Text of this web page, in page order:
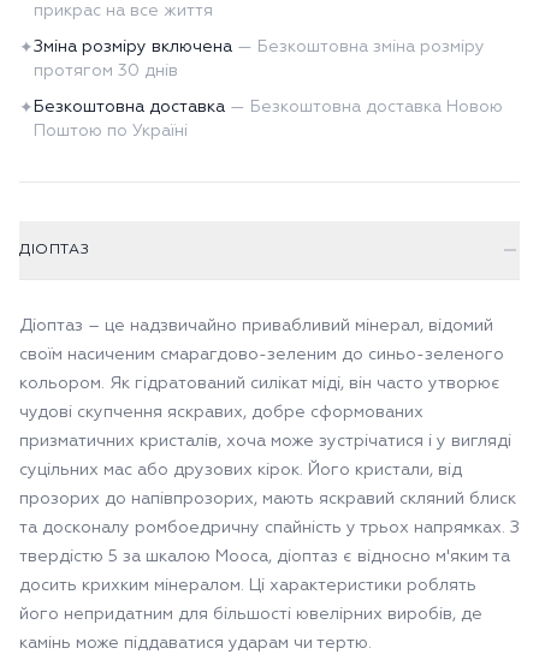
прикрас на все життя
✦Зміна розміру включена — Безкоштовна зміна розміру
протягом 30 днів
✦ Безкоштовна доставка — Безкоштовна доставка Новою
Поштою по Україні
ДІОПТАЗ
Діоптаз – це надзвичайно привабливий мінерал, відомий
своїм насиченим смарагдово-зеленим до синьо-зеленого
кольором. Як гідратований силікат міді, він часто утворює
чудові скупчення яскравих, добре сформованих
призматичних кристалів, хоча може зустрічатися і у вигляді
суцільних мас або друзових кірок. Його кристали, від
прозорих до напівпрозорих, мають яскравий скляний блиск
та досконалу ромбоедричну спайність у трьох напрямках. З
твердістю 5 за шкалою Мооса, діоптаз є відносно м'яким та
досить крихким мінералом. Ці характеристики роблять
його непридатним для більшості ювелірних виробів, де
камінь може піддаватися ударам чи тертю.